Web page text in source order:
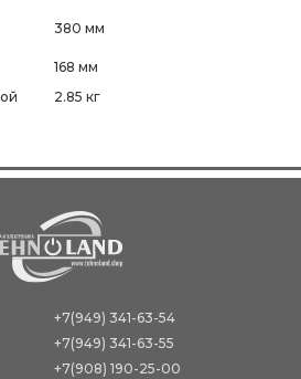
380 мм
168 мм
2.85 кг
+7(949) 341-63-54
+7(949) 341-63-55
+7(908) 190-25-00